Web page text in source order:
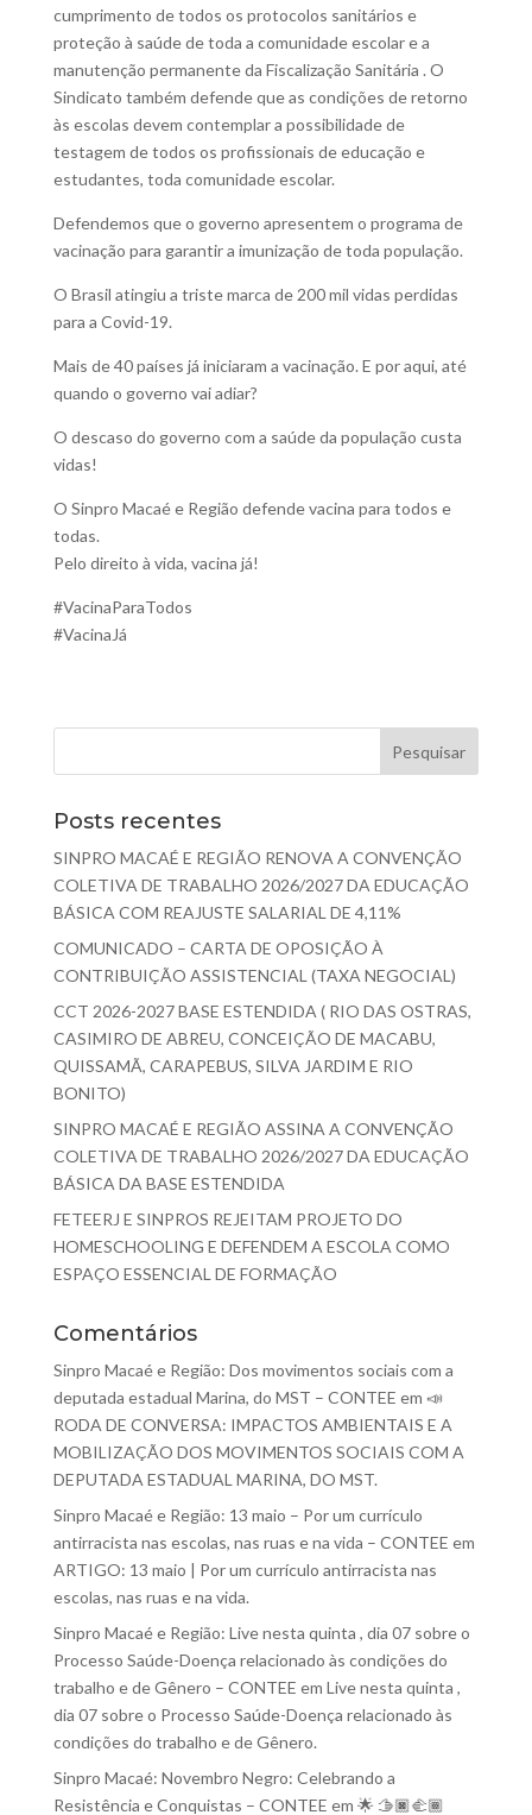
cumprimento de todos os protocolos sanitários e
proteção à saúde de toda a comunidade escolar e a
manutenção permanente da Fiscalização Sanitária . O
Sindicato também defende que as condições de retorno
às escolas devem contemplar a possibilidade de
testagem de todos os profissionais de educação e
estudantes, toda comunidade escolar.
Defendemos que o governo apresentem o programa de
vacinação para garantir a imunização de toda população.
O Brasil atingiu a triste marca de 200 mil vidas perdidas
para a Covid-19.
Mais de 40 países já iniciaram a vacinação. E por aqui, até
quando o governo vai adiar?
O descaso do governo com a saúde da população custa
vidas!
O Sinpro Macaé e Região defende vacina para todos e
todas.
Pelo direito à vida, vacina já!
#VacinaParaTodos
#VacinaJá
Posts recentes
SINPRO MACAÉ E REGIÃO RENOVA A CONVENÇÃO
COLETIVA DE TRABALHO 2026/2027 DA EDUCAÇÃO
BÁSICA COM REAJUSTE SALARIAL DE 4,11%
COMUNICADO – CARTA DE OPOSIÇÃO À
CONTRIBUIÇÃO ASSISTENCIAL (TAXA NEGOCIAL)
CCT 2026-2027 BASE ESTENDIDA ( RIO DAS OSTRAS,
CASIMIRO DE ABREU, CONCEIÇÃO DE MACABU,
QUISSAMÃ, CARAPEBUS, SILVA JARDIM E RIO
BONITO)
SINPRO MACAÉ E REGIÃO ASSINA A CONVENÇÃO
COLETIVA DE TRABALHO 2026/2027 DA EDUCAÇÃO
BÁSICA DA BASE ESTENDIDA
FETEERJ E SINPROS REJEITAM PROJETO DO
HOMESCHOOLING E DEFENDEM A ESCOLA COMO
ESPAÇO ESSENCIAL DE FORMAÇÃO
Comentários
Sinpro Macaé e Região: Dos movimentos sociais com a
deputada estadual Marina, do MST – CONTEE em 📣
RODA DE CONVERSA: IMPACTOS AMBIENTAIS E A
MOBILIZAÇÃO DOS MOVIMENTOS SOCIAIS COM A
DEPUTADA ESTADUAL MARINA, DO MST.
Sinpro Macaé e Região: 13 maio – Por um currículo
antirracista nas escolas, nas ruas e na vida – CONTEE em
ARTIGO: 13 maio | Por um currículo antirracista nas
escolas, nas ruas e na vida.
Sinpro Macaé e Região: Live nesta quinta , dia 07 sobre o
Processo Saúde-Doença relacionado às condições do
trabalho e de Gênero – CONTEE em Live nesta quinta ,
dia 07 sobre o Processo Saúde-Doença relacionado às
condições do trabalho e de Gênero.
Sinpro Macaé: Novembro Negro: Celebrando a
Resistência e Conquistas – CONTEE em 🌟 🫱🏿‍🫲🏾